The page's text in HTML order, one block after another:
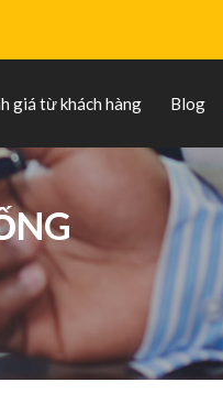
giá từ khách hàng Blog